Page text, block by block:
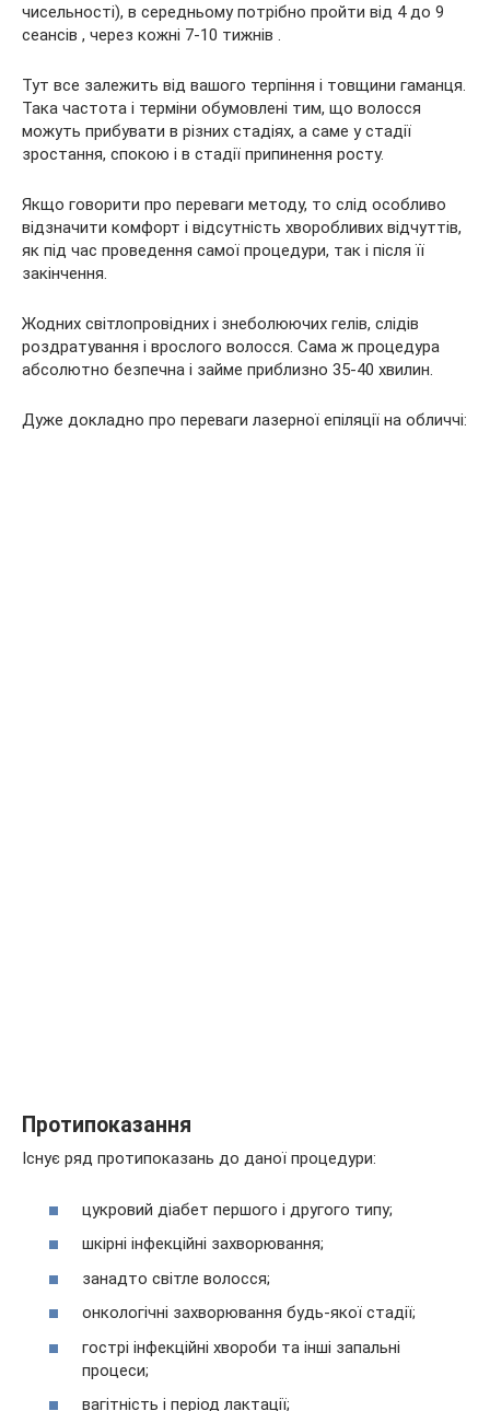
чисельності), в середньому потрібно пройти від 4 до 9
сеансів , через кожні 7-10 тижнів .
Тут все залежить від вашого терпіння і товщини гаманця.
Така частота і терміни обумовлені тим, що волосся
можуть прибувати в різних стадіях, а саме у стадії
зростання, спокою і в стадії припинення росту.
Якщо говорити про переваги методу, то слід особливо
відзначити комфорт і відсутність хворобливих відчуттів,
як під час проведення самої процедури, так і після її
закінчення.
Жодних світлопровідних і знеболюючих гелів, слідів
роздратування і врослого волосся. Сама ж процедура
абсолютно безпечна і займе приблизно 35-40 хвилин.
Дуже докладно про переваги лазерної епіляції на обличчі:
Протипоказання
Існує ряд протипоказань до даної процедури:
цукровий діабет першого і другого типу;
шкірні інфекційні захворювання;
занадто світле волосся;
онкологічні захворювання будь-якої стадії;
гострі інфекційні хвороби та інші запальні
процеси;
вагітність і період лактації;